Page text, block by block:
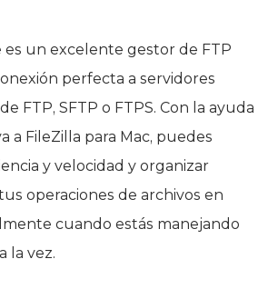
es un excelente gestor de FTP
perfecta a servidores
FTP, SFTP o FTPS. Con la ayuda
a FileZilla para Mac, puedes
y velocidad y organizar
operaciones de archivos en
cuando estás manejando
la vez.